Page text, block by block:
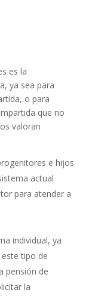
es la
ya sea para
o para
que no
valoran
e hijos
actual
para atender a
individual, ya
tipo de
pensión de
la